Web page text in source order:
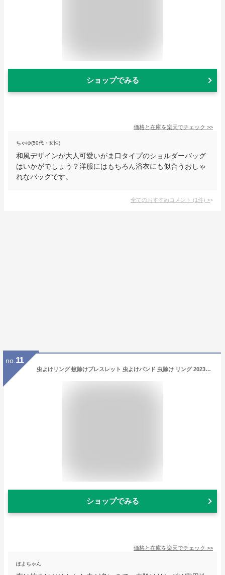
ショップでみる
価格と在庫を楽天でチェック >>
ちゃゆ(50代・女性)
和風デザインが大人可愛いがま口タイプのショルダーバッグ
はいかがでしょう？洋服にはもちろん浴衣にも似合うおしゃ
れなバッグです。
全てのおすすめコメント (1件) >
no. 11
虫よけリング 蚊除けブレスレット 虫よけバンド 虫除け リング 2023新品 アクセサリー 人気 流行 トレンド 天然成分 蚊除け サイズ調整可能 収納袋 おしゃれ ブレスレット ブランド 虫対策 かわいい ユニセックス 男女兼用 ギフト 彼女 彼氏 ペアスタイルに最適
ショップでみる
価格と在庫を楽天でチェック >>
ぽよちゃん